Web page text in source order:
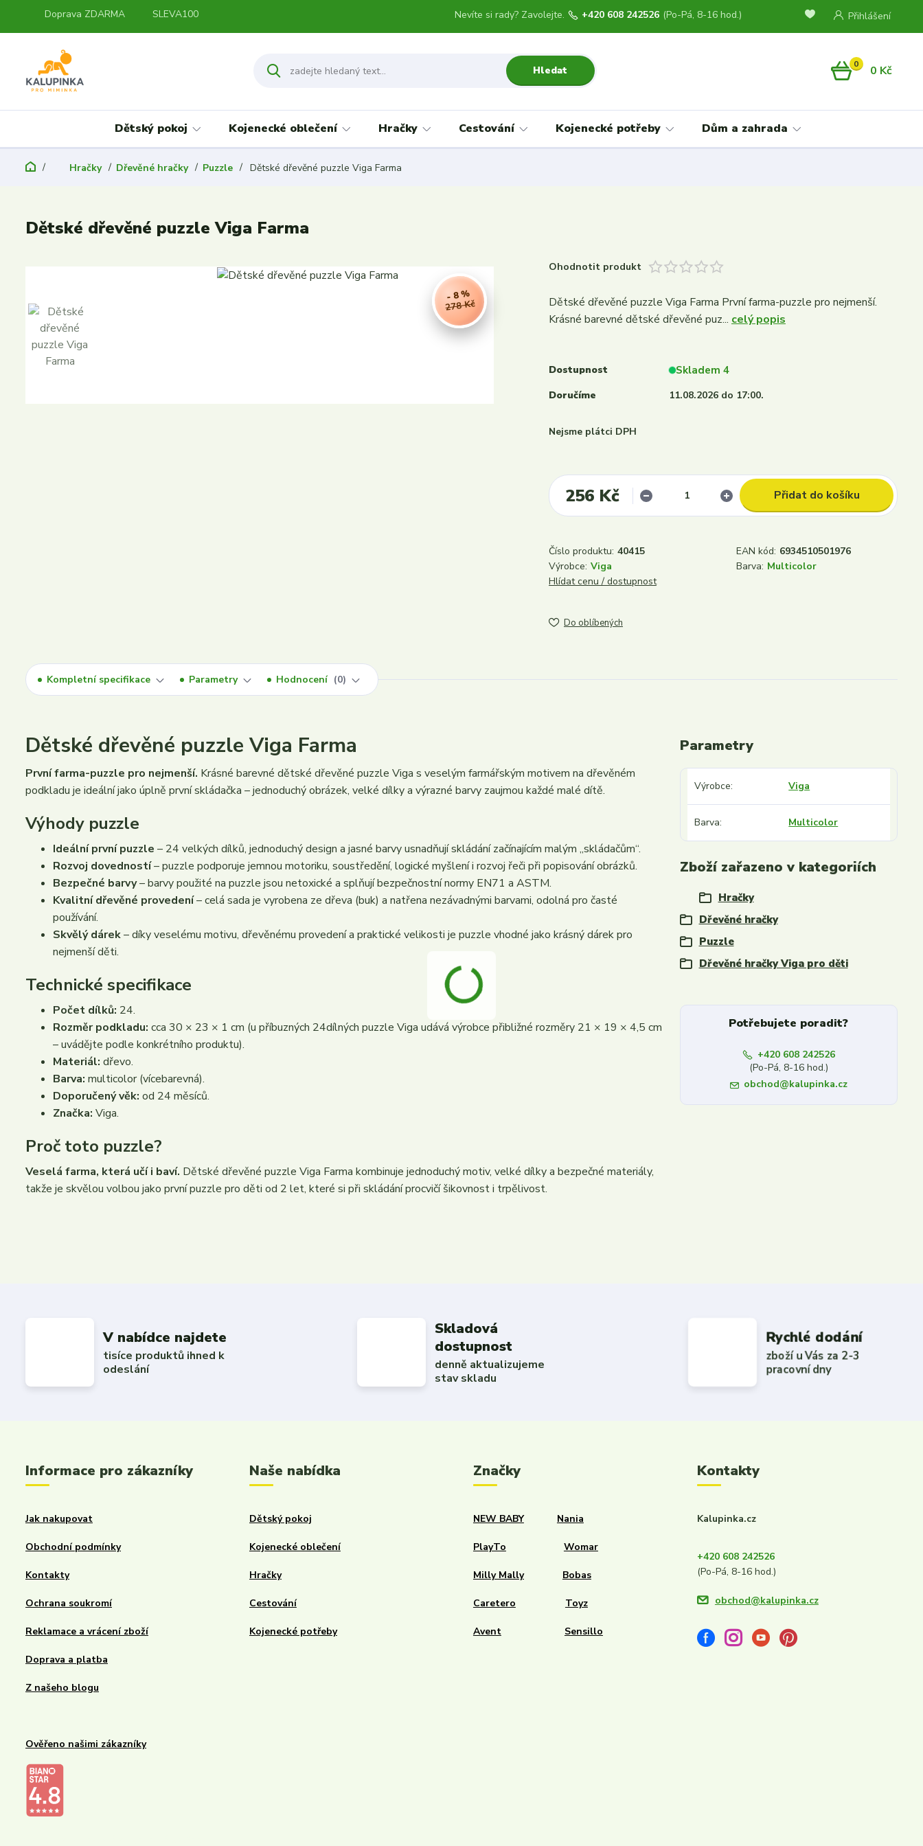
Doprava ZDARMA SLEVA100 Přihlášení
Hledat
Nevíte si rady? Zavolejte. +420 608 242526 (Po-Pá, 8-16 hod.)
0 0 Kč
Dětský pokoj Kojenecké oblečení Hračky Cestování Kojenecké potřeby Dům a zahrada
Hračky Dřevěné hračky Puzzle Dětské dřevěné puzzle Viga Farma
Dětské dřevěné puzzle Viga Farma
278 Kč
- 8 %
Ohodnotit produkt
Dětské dřevěné puzzle Viga Farma První farma-puzzle pro nejmenší.
Krásné barevné dětské dřevěné puz... celý popis
Dostupnost Skladem 4
Doručíme 11.08.2026 do 17:00.
Nejsme plátci DPH
256 Kč Přidat do košíku
Číslo produktu: 40415 EAN kód: 6934510501976
Výrobce: Viga Barva: Multicolor
Hlídat cenu / dostupnost
Do oblíbených
Kompletní specifikace Parametry Hodnocení 0
Dětské dřevěné puzzle Viga Farma
První farma-puzzle pro nejmenší. Krásné barevné dětské dřevěné puzzle Viga s veselým farmářským motivem na dřevěném
podkladu je ideální jako úplně první skládačka – jednoduchý obrázek, velké dílky a výrazné barvy zaujmou každé malé dítě.
Výhody puzzle
Ideální první puzzle – 24 velkých dílků, jednoduchý design a jasné barvy usnadňují skládání začínajícím malým „skládačům“.
Rozvoj dovedností– puzzle podporuje jemnou motoriku, soustředění, logické myšlení i rozvoj řeči při popisování obrázků.
Bezpečné barvy– barvy použité na puzzle jsou netoxické a splňují bezpečnostní normy EN71 a ASTM.
Kvalitní dřevěné provedení– celá sada je vyrobena ze dřeva (buk) a natřena nezávadnými barvami, odolná pro časté
používání.
Skvělý dárek– díky veselému motivu, dřevěnému provedení a praktické velikosti je puzzle vhodné jako krásný dárek pro
nejmenší děti.
Technické specifikace
Počet dílků: 24.
Rozměr podkladu: cca 30 × 23 × 1 cm (u příbuzných 24dílných puzzle Viga udává výrobce přibližné rozměry 21 × 19 × 4,5 cm
– uvádějte podle konkrétního produktu).
Materiál: dřevo.
Barva: multicolor (vícebarevná).
Doporučený věk: od 24 měsíců.
Značka: Viga.
Proč toto puzzle?
Veselá farma, která učí i baví. Dětské dřevěné puzzle Viga Farma kombinuje jednoduchý motiv, velké dílky a bezpečné materiály,
takže je skvělou volbou jako první puzzle pro děti od 2 let, které si při skládání procvičí šikovnost i trpělivost.
Parametry
Výrobce Viga
Barva Multicolor
Zboží zařazeno v kategoriích
Hračky
Dřevěné hračky
Puzzle
Dřevěné hračky Viga pro děti
Potřebujete poradit?
+420 608 242526
(Po-Pá, 8-16 hod.)
obchod@kalupinka.cz
V nabídce najdete
tisíce produktů ihned k
odeslání
Skladová
dostupnost
denně aktualizujeme
stav skladu
Rychlé dodání
zboží u Vás za 2-3
pracovní dny
Informace pro zákazníky
Jak nakupovat
Obchodní podmínky
Kontakty
Ochrana soukromí
Reklamace a vrácení zboží
Doprava a platba
Z našeho blogu
Ověřeno našimi zákazníky
Naše nabídka
Dětský pokoj
Kojenecké oblečení
Hračky
Cestování
Kojenecké potřeby
Značky
NEW BABY Nania
PlayTo Womar
Milly Mally Bobas
Caretero Toyz
Avent Sensillo
Kontakty
Kalupinka.cz
+420 608 242526
(Po-Pá, 8-16 hod.)
obchod@kalupinka.cz